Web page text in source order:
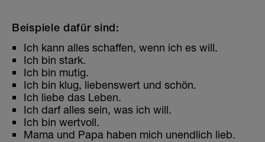
Beispiele dafür sind:
Ich kann alles schaffen, wenn ich es will.
Ich bin stark.
Ich bin mutig.
Ich bin klug, liebenswert und schön.
Ich liebe das Leben.
Ich darf alles sein, was ich will.
Ich bin wertvoll.
Mama und Papa haben mich unendlich lieb.